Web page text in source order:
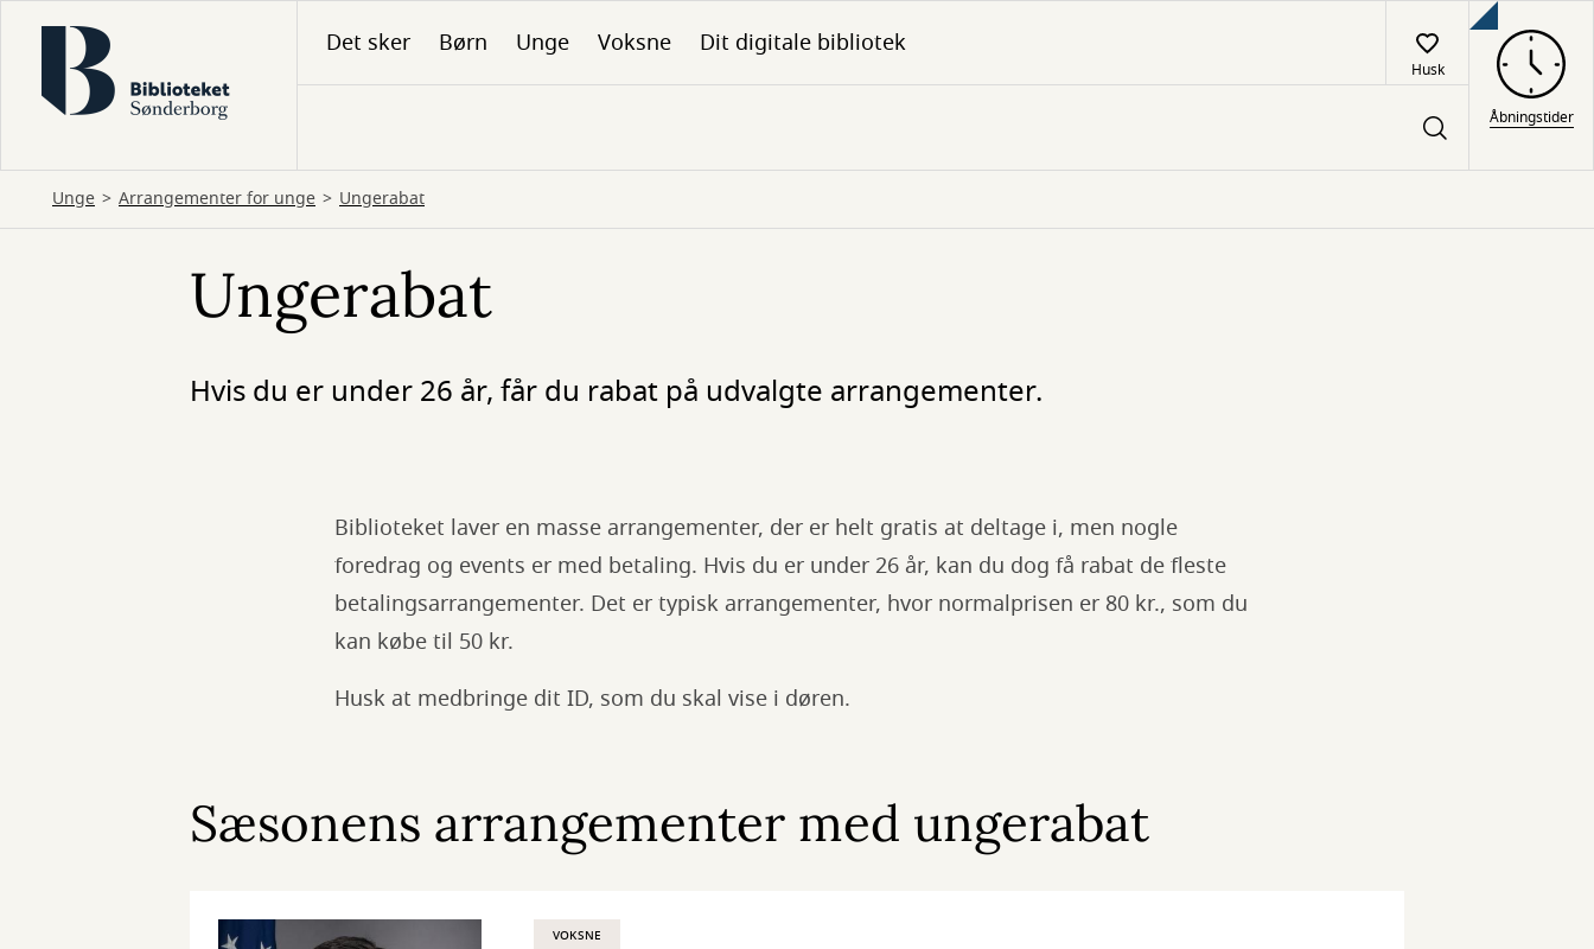
hovedindhold
Det sker Børn Unge Voksne Dit digitale bibliotek
Husk
Åbningstider
Unge Arrangementer for unge Ungerabat
Ungerabat
Hvis du er under 26 år, får du rabat på udvalgte arrangementer.
Biblioteket laver en masse arrangementer, der er helt gratis at deltage i, men nogle
foredrag og events er med betaling. Hvis du er under 26 år, kan du dog få rabat de fleste
betalingsarrangementer. Det er typisk arrangementer, hvor normalprisen er 80 kr., som du
kan købe til 50 kr.
Husk at medbringe dit ID, som du skal vise i døren.
Sæsonens arrangementer med ungerabat
VOKSNE